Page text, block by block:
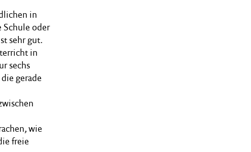
in
Schule oder
sehr gut.
in
sechs
gerade
wie
freie